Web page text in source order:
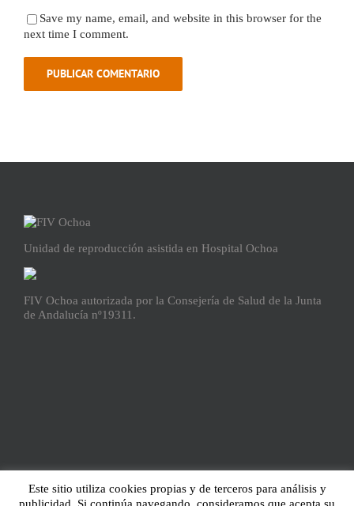
Save my name, email, and website in this browser for the
next time I comment.
Unidad de reproducción asistida en Hospital Ochoa
FIV Ochoa autorizada por la Consejería de Salud de la Junta
de Andalucía nº19311.
Este sitio utiliza cookies propias y de terceros para análisis y